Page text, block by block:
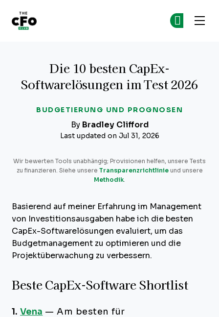
BUDGETIERUNG UND PROGNOSEN
Die 10 besten CapEx-
Softwarelösungen im Test 2026
By Bradley Clifford
Last updated on Jul 31, 2026
Wir bewerten Tools unabhängig; Provisionen helfen, unsere Tests
zu finanzieren. Siehe unsere Transparenzrichtlinieund unsere
Methodik.
Basierend auf meiner Erfahrung im Management
von Investitionsausgaben habe ich die besten
CapEx-Softwarelösungen evaluiert, um das
Budgetmanagement zu optimieren und die
Projektüberwachung zu verbessern.
Beste CapEx-Software Shortlist
1. Vena —Am besten für